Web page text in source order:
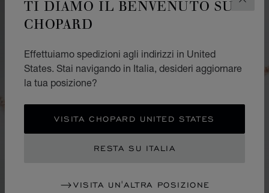
TI DIAMO IL BENVENUTO SU
CHOPARD
Effettuiamo spedizioni agli indirizzi in United
States. Stai navigando in Italia, desideri aggiornare
la tua posizione?
VISITA CHOPARD UNITED STATES
RESTA SU ITALIA
VISITA UN'ALTRA POSIZIONE